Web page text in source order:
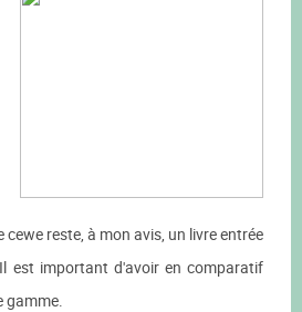
cewe reste, à mon avis, un livre entrée
est important d'avoir en comparatif
gamme.